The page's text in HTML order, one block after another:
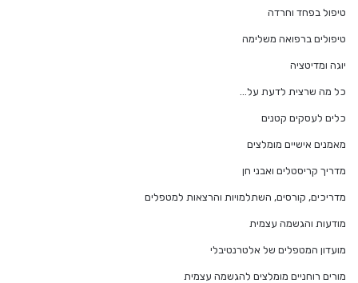
טיפול בפחד וחרדה
טיפולים ברפואה משלימה
יוגה ומדיטציה
כל מה שרצית לדעת על…
כלים לעסקים קטנים
מאמנים אישיים מומלצים
מדריך קריסטלים ואבני חן
מדריכים, קורסים, השתלמויות והרצאות למטפלים
מודעות והגשמה עצמית
מועדון המטפלים של אלטרנטיבלי
מורים רוחניים מומלצים להגשמה עצמית